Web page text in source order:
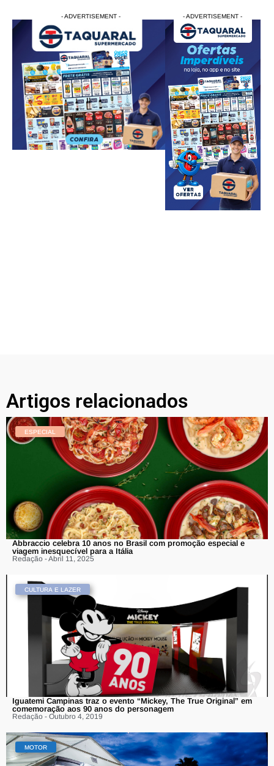
- ADVERTISEMENT - -
- ADVERTISEMENT - - ADVERTISEMENT -
Artigos relacionados
ESPECIAL
Abbraccio celebra 10 anos no Brasil com promoção especial e
viagem inesquecível para a Itália
Redação - Abril 11, 2025
CULTURA E LAZER
Iguatemi Campinas traz o evento “Mickey, The True Original” em
comemoração aos 90 anos do personagem
Redação - Outubro 4, 2019
MOTOR